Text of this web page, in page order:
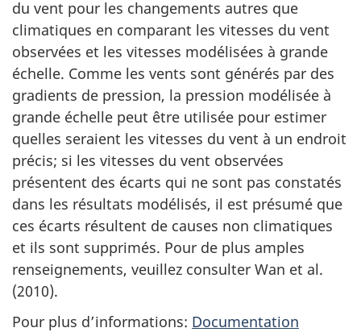
du vent pour les changements autres que
climatiques en comparant les vitesses du vent
observées et les vitesses modélisées à grande
échelle. Comme les vents sont générés par des
gradients de pression, la pression modélisée à
grande échelle peut être utilisée pour estimer
quelles seraient les vitesses du vent à un endroit
précis; si les vitesses du vent observées
présentent des écarts qui ne sont pas constatés
dans les résultats modélisés, il est présumé que
ces écarts résultent de causes non climatiques
et ils sont supprimés. Pour de plus amples
renseignements, veuillez consulter Wan et al.
(2010).
Pour plus d’informations: Documentation